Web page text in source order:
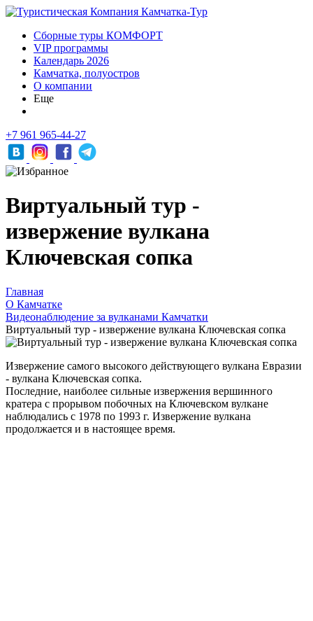
Сборные туры КОМФОРТ
VIP программы
Календарь 2026
Камчатка, полуостров
О компании
Еще
+7 961 965-44-27
Виртуальный тур -
извержение вулкана
Ключевская сопка
Главная
О Камчатке
Видеонаблюдение за вулканами Камчатки
Виртуальный тур - извержение вулкана Ключевская сопка
Извержение самого высокого действующего вулкана Евразии
- вулкана Ключевская сопка.
Последние, наиболее сильные извержения вершинного
кратера с прорывом побочных на Ключевском вулкане
наблюдались с 1978 по 1993 г. Извержение вулкана
продолжается и в настоящее время.